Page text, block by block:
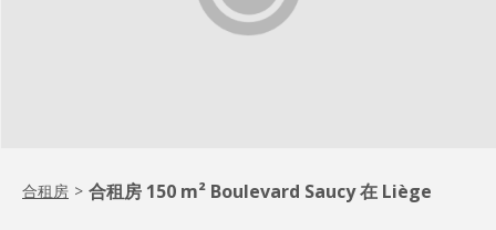
合租房 > 合租房 150 m² Boulevard Saucy 在 Liège